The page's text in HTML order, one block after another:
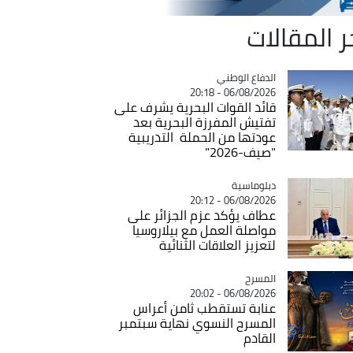
المقالات
Catégorie
الدفاع الوطني
06/08/2026 - 20:18
قائد القوات البحرية يشرف على
تفتيش المفرزة البحرية بعد
عودتها من الحملة التدريبية
"صيف-2026"
Catégorie
دبلوماسية
06/08/2026 - 20:12
عطاف يؤكد عزم الجزائر على
مواصلة العمل مع بيلاروسيا
لتعزيز العلاقات الثنائية
Catégorie
المسرح
06/08/2026 - 20:02
عنابة تستقطب ثامن أعراس
المسرح النسوي نهاية سبتمبر
القادم